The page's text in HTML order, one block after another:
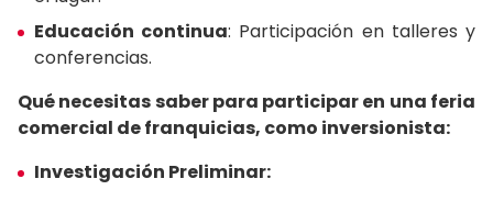
Educación continua: Participación en talleres y
conferencias.
Qué necesitas saber para participar en una feria
comercial de franquicias, como inversionista:
Investigación Preliminar: